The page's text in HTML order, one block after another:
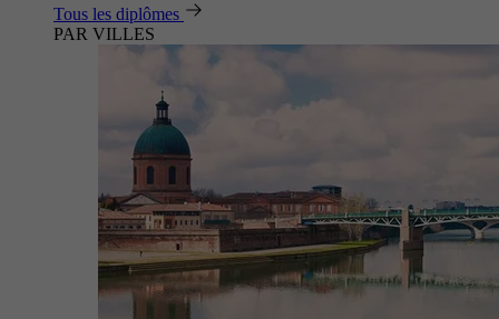
Tous les diplômes
PAR VILLES